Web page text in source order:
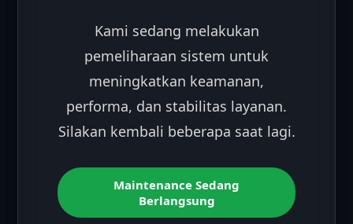
Kami sedang melakukan
pemeliharaan sistem untuk
meningkatkan keamanan,
performa, dan stabilitas layanan.
Silakan kembali beberapa saat lagi.
Maintenance Sedang
Berlangsung